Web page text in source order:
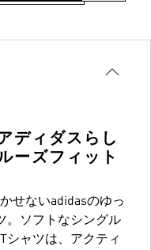
ディダスらし
ーズフィット
せないadidasのゆっ
。ソフトなシングル
シャツは、アクティ